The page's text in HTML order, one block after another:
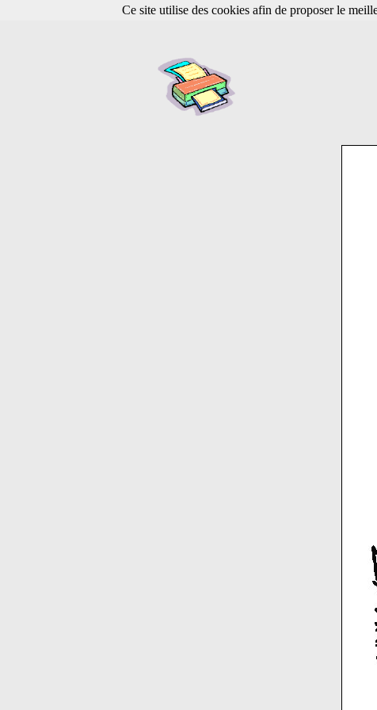
Ce site utilise des cookies afin de proposer le